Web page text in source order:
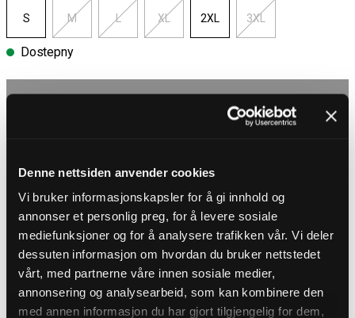
Denne nettsiden anvender cookies
Vi bruker informasjonskapsler for å gi innhold og
annonser et personlig preg, for å levere sosiale
mediefunksjoner og for å analysere trafikken vår. Vi deler
dessuten informasjon om hvordan du bruker nettstedet
vårt, med partnerne våre innen sosiale medier,
annonsering og analysearbeid, som kan kombinere den
med annen informasjon du har gjort tilgjengelig for dem,
S M L XL 2XL 3XL
Dostepny
Wybierz rozmiar
Dostawa 4-7 dni
OPIS PRODUKTU
Szorty cargo od Brandit
Wytrzymałe szorty cargo dla fanów Iron Maiden i klasycznego stylu
rockowego. Szorty łączą solidny, inspirowany stylem militarnym design
z kultowymi detalami z albumu Fear of the Dark. Wyposażone są w
kilka praktycznych kieszeni oraz regulowane paski materiałowe w